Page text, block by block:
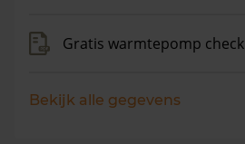
Gratis warmtepomp check
Bekijk alle gegevens